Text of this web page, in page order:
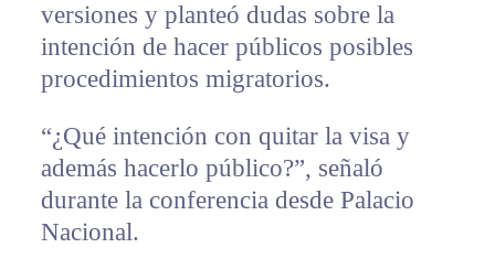
versiones y planteó dudas sobre la
intención de hacer públicos posibles
procedimientos migratorios.
“¿Qué intención con quitar la visa y
además hacerlo público?”, señaló
durante la conferencia desde Palacio
Nacional.